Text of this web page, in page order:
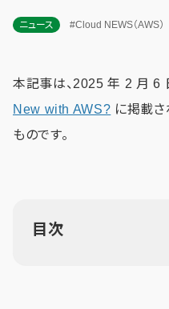
ニュース #Cloud NEWS（AWS）
本記事は、2025 年 2 月 6
New with AWS? に掲載
ものです。
目次